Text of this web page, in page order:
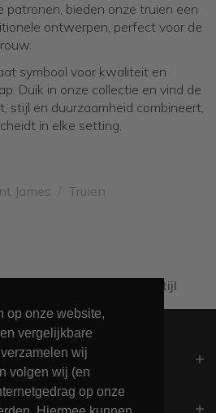
op onze website,
vergelijkbare
wij
volgen wij (en
op onze
patronen, bieden onze truien een
ontwerpen, perfect voor de
symbool voor kwaliteit en
Duik in onze collectie en vind de
stijl en duurzaamheid combineert,
in elke setting.
James Truien